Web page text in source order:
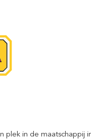
in de maatschappij